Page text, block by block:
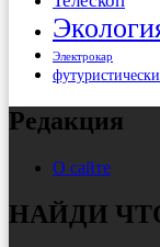
Электрокар
Редакция
О сайте
НАЙДИ